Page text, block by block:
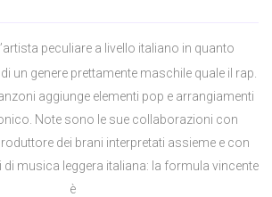
peculiare a livello italiano in quanto
un genere prettamente maschile quale il rap.
aggiunge elementi pop e arrangiamenti
Note sono le sue collaborazioni con
dei brani interpretati assieme e con
musica leggera italiana: la formula vincente
è